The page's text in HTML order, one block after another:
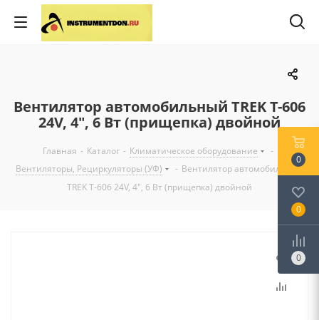
Вентилятор автомобильный TREK Т-606
24V, 4", 6 Вт (прищепка) двойной
Главная - Каталог - Климатическое оборудование
-
Вентиляторы, Рециркуляторы (УФ)
- Вентилятор автомобильный
TREK Т-606 24V, 4", 6 Вт (прищепка) двойной
0
0
0